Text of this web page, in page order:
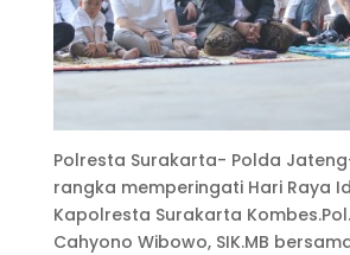
Polresta Surakarta- Polda
rangka memperingati Hari Raya
Kapolresta Surakarta
Cahyono Wibowo, SIK.MB